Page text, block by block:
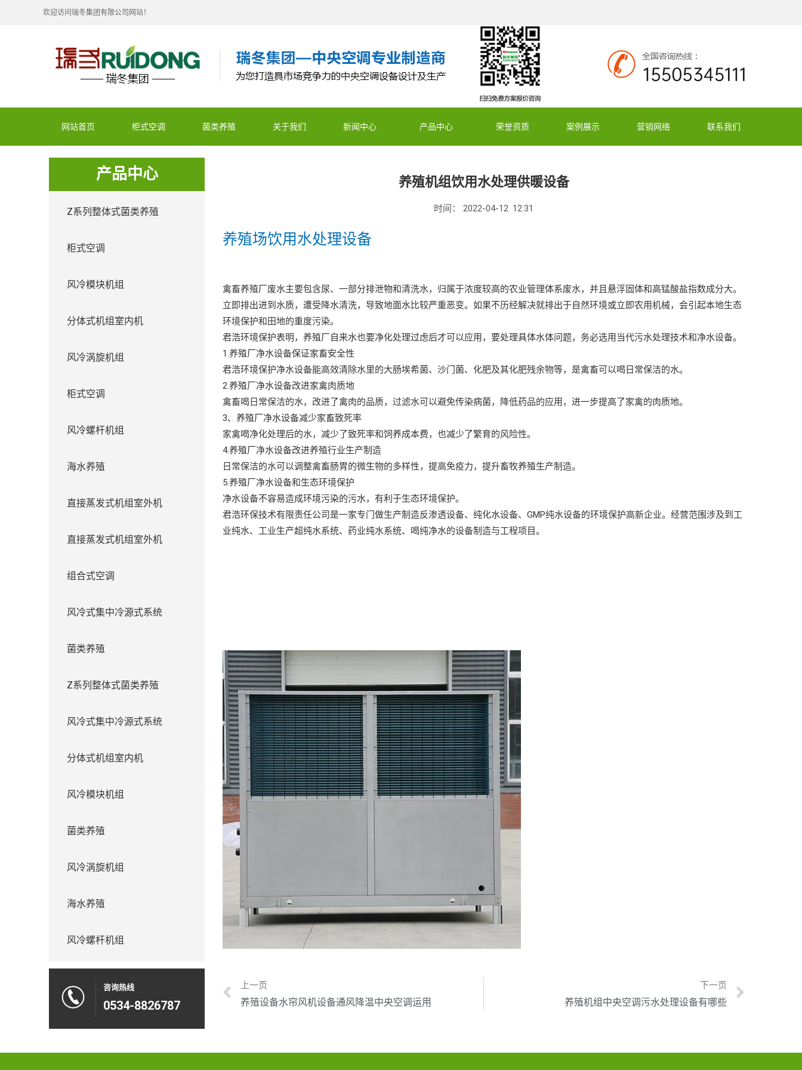
欢迎访问瑞冬集团有限公司网站！
网站首页 柜式空调 菌类养殖 关于我们 新闻中心 产品中心 荣誉资质 案例展示 营销网络 联系我们
产品中心
Z系列整体式菌类养殖
柜式空调
风冷模块机组
分体式机组室内机
风冷涡旋机组
柜式空调
风冷螺杆机组
海水养殖
直接蒸发式机组室外机
直接蒸发式机组室外机
组合式空调
风冷式集中冷源式系统
菌类养殖
Z系列整体式菌类养殖
风冷式集中冷源式系统
分体式机组室内机
风冷模块机组
菌类养殖
风冷涡旋机组
海水养殖
风冷螺杆机组
咨询热线
0534-8826787
养殖机组饮用水处理供暖设备
时间： 2022-04-12 12:31
养殖场饮用水处理设备
禽畜养殖厂废水主要包含尿、一部分排泄物和清洗水，归属于浓度较高的农业管理体系废水，并且悬浮固体和高锰酸盐指数成分大。
立即排出进到水质，遭受降水清洗，导致地面水比较严重恶变。如果不历经解决就排出于自然环境或立即农用机械，会引起本地生态
环境保护和田地的重度污染。
君浩环境保护表明，养殖厂自来水也要净化处理过虑后才可以应用，要处理具体水体问题，务必选用当代污水处理技术和净水设备。
1.养殖厂净水设备保证家畜安全性
君浩环境保护净水设备能高效清除水里的大肠埃希菌、沙门菌、化肥及其化肥残余物等，是禽畜可以喝日常保洁的水。
2.养殖厂净水设备改进家禽肉质地
禽畜喝日常保洁的水，改进了禽肉的品质，过滤水可以避免传染病菌，降低药品的应用，进一步提高了家禽的肉质地。
3、养殖厂净水设备减少家畜致死率
家禽喝净化处理后的水，减少了致死率和饲养成本费，也减少了繁育的风险性。
4.养殖厂净水设备改进养殖行业生产制造
日常保洁的水可以调整禽畜肠胃的微生物的多样性，提高免疫力，提升畜牧养殖生产制造。
5.养殖厂净水设备和生态环境保护
净水设备不容易造成环境污染的污水，有利于生态环境保护。
君浩环保技术有限责任公司是一家专门做生产制造反渗透设备、纯化水设备、GMP纯水设备的环境保护高新企业。经营范围涉及到工
业纯水、工业生产超纯水系统、药业纯水系统、喝纯净水的设备制造与工程项目。
上一页
养殖设备水帘风机设备通风降温中央空调运用
下一页
养殖机组中央空调污水处理设备有哪些